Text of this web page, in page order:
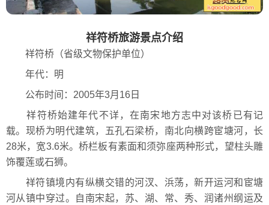
祥符桥旅游景点介绍
祥符桥（省级文物保护单位）
年代：明
公布时间：2005年3月16日
祥符桥始建年代不详，在南宋地方志中对该桥已有记
载。现桥为明代建筑，五孔石梁桥，南北向横跨宦塘河，长
28米，宽3.6米。桥栏板有素面和须弥座两种形式，望柱头雕
饰覆莲或石狮。
祥符镇境内有纵横交错的河汊、浜荡，新开运河和宦塘
河从镇中穿过。自南宋起，苏、湖、常、秀、润诸州纲运及